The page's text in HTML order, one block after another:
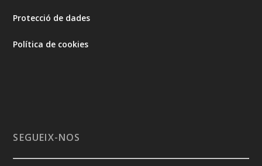
Protecció de dades
Política de cookies
SEGUEIX-NOS